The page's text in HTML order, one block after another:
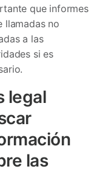
que informes
llamadas no
a las
si es
legal
las